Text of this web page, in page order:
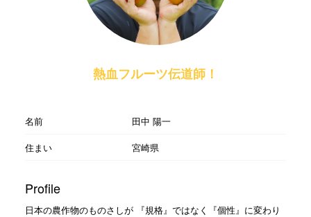
熱血フルーツ伝道師！
名前
田中 陽一
住まい
宮崎県
Profile
日本の農作物のものさしが 『規格』ではなく『個性』に変わり